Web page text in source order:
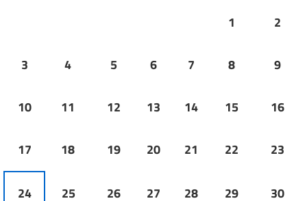
1 2
3 4 5 6 7 8 9
10 11 12 13 14 15 16
17 18 19 20 21 22 23
24 25 26 27 28 29 30